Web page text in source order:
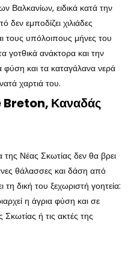
Βαλκανίων, ειδικά κατά την
δεν εμποδίζει χιλιάδες
τους υπόλοιπους μήνες του
γοτθικά ανάκτορα και την
φύση και τα καταγάλανα νερά
χαρτιά του.
Breton, Καναδάς
της Νέας Σκωτίας δεν θα βρει
θάλασσες και δάση από
δική του ξεχωριστή γοητεία:
η άγρια φύση και σε
ή τις ακτές της